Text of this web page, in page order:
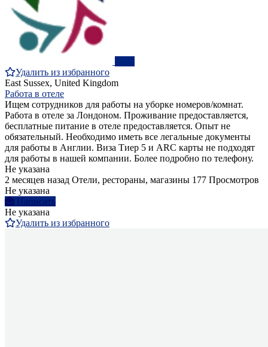
Удалить из избранного
East Sussex, United Kingdom
Работа в отеле
Ищем сотрудников для работы на уборке номеров/комнат.
Работа в отеле за Лондоном. Проживание предоставляется,
бесплатные питание в отеле предоставляется. Опыт не
обязательный. Необходимо иметь все легальные документы
для работы в Англии. Виза Тиер 5 и ARC карты не подходят
для работы в нашей компании. Более подробно по телефону.
Не указана
2 месяцев назад Отели, рестораны, магазины 177 Просмотров
Не указана
Написать
Не указана
Удалить из избранного